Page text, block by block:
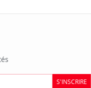
S'INSCRIRE